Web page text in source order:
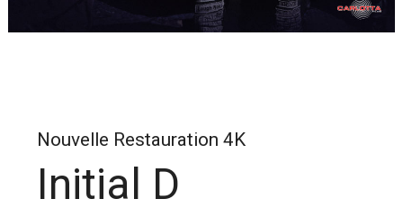
Nouvelle Restauration 4K
Initial D